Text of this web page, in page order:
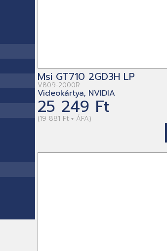
Msi GT710 2GD3H LP
V809-2000R
Videokártya, NVIDIA
25 249 Ft
(19 881 Ft + ÁFA)